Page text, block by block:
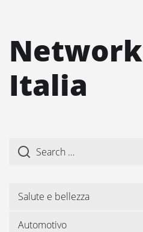
Network
Italia
Salute e bellezza
Automotivo